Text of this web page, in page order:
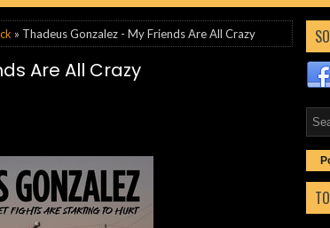
» Thadeus Gonzalez - My Friends Are All Crazy
Are All Crazy